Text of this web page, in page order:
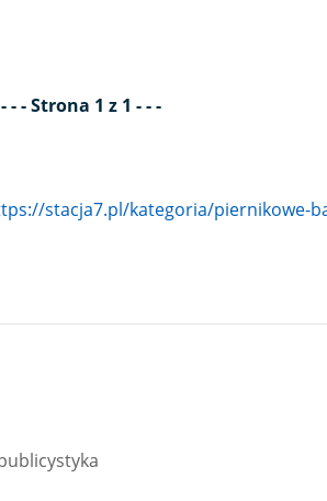
- - - Strona 1 z 1 - - -
stacja7.pl/kategoria/piernikowe-